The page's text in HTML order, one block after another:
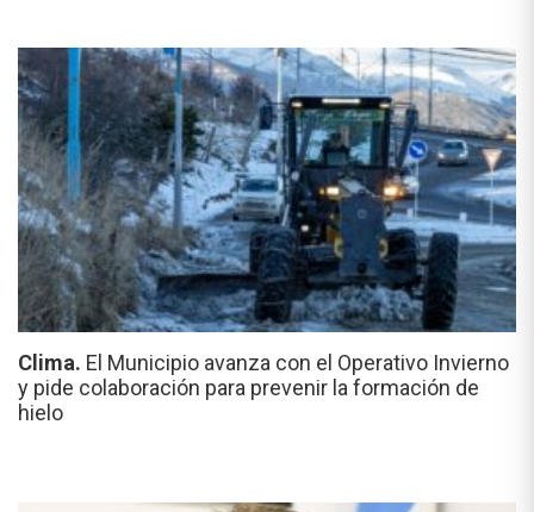
Clima. El Municipio avanza con el Operativo Invierno
y pide colaboración para prevenir la formación de
hielo